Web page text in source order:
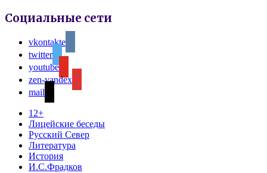
Социальные сети
vkontakte
twitter
youtube
zen-yandex
mail
12+
Лицейские беседы
Русский Север
Литература
История
И.С.Фрадков